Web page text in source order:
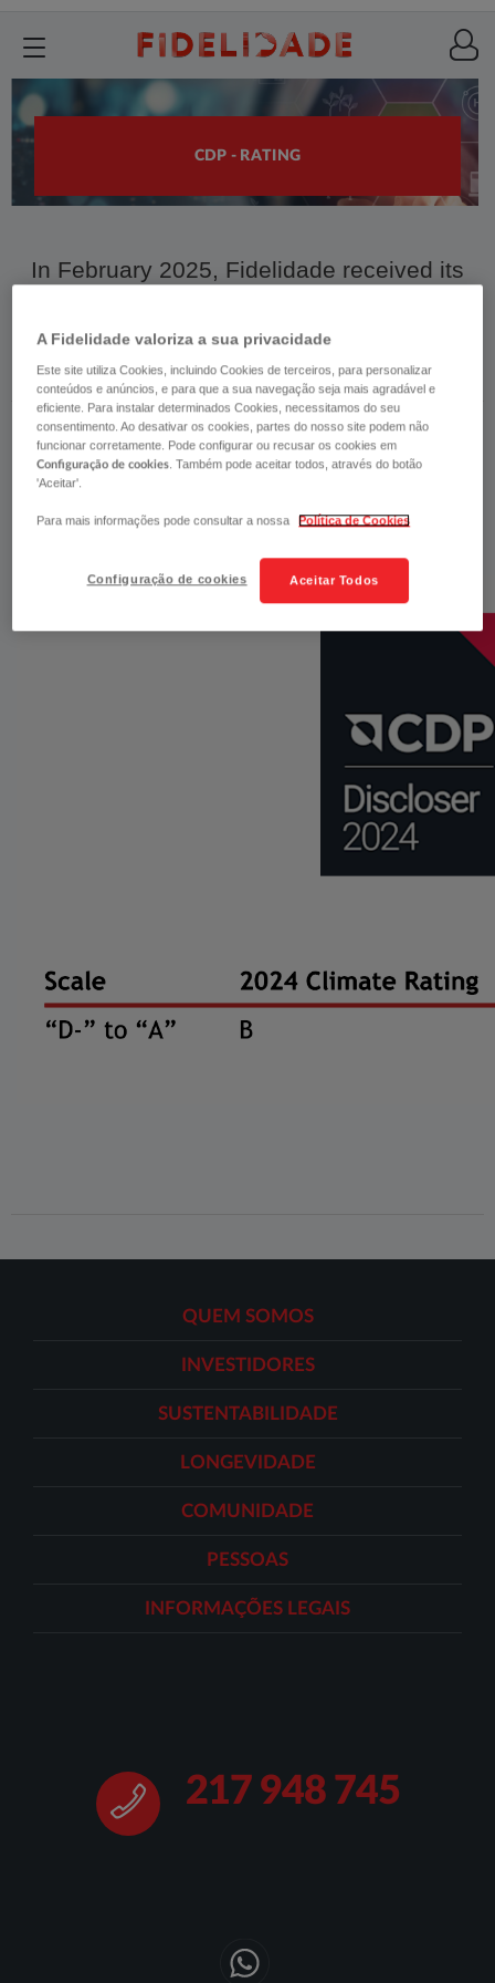
CDP - RATING
​​In February 2025, Fidelidade received its
​
QUEM SOMOS
INVESTIDORES
SUSTENTABILIDADE
LONGEVIDADE
COMUNIDADE
PESSOAS
INFORMAÇÕES LEGAIS
217 948 745
A Fidelidade valoriza a sua privacidade
Este site utiliza Cookies, incluindo Cookies de terceiros, para personalizar
conteúdos e anúncios, e para que a sua navegação seja mais agradável e
eficiente. Para instalar determinados Cookies, necessitamos do seu
consentimento. Ao desativar os cookies, partes do nosso site podem não
funcionar corretamente. Pode configurar ou recusar os cookies em
Configuração de cookies . Também pode aceitar todos, através do botão
'Aceitar'.
Para mais informações pode consultar a nossa Política de Cookies
Aceitar Todos
Configuração de cookies